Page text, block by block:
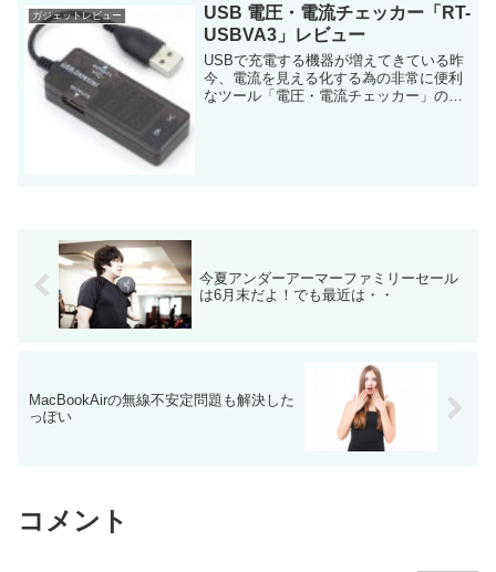
ガジェットレビュー
USB 電圧・電流チェッカー「RT-
USBVA3」レビュー
USBで充電する機器が増えてきている昨
今、電流を見える化する為の非常に便利
なツール「電圧・電流チェッカー」のレ
今夏アンダーアーマーファミリーセール
は6月末だよ！でも最近は・・
MacBookAirの無線不安定問題も解決した
っぽい
コメント